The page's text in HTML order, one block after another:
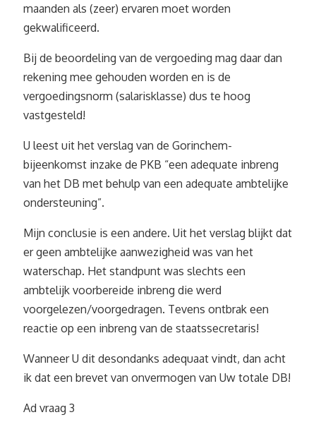
maanden als (zeer) ervaren moet worden
gekwalificeerd.
Bij de beoordeling van de vergoeding mag daar dan
rekening mee gehouden worden en is de
vergoedingsnorm (salarisklasse) dus te hoog
vastgesteld!
U leest uit het verslag van de Gorinchem-
bijeenkomst inzake de PKB “een adequate inbreng
van het DB met behulp van een adequate ambtelijke
ondersteuning”.
Mijn conclusie is een andere. Uit het verslag blijkt dat
er geen ambtelijke aanwezigheid was van het
waterschap. Het standpunt was slechts een
ambtelijk voorbereide inbreng die werd
voorgelezen/voorgedragen. Tevens ontbrak een
reactie op een inbreng van de staatssecretaris!
Wanneer U dit desondanks adequaat vindt, dan acht
ik dat een brevet van onvermogen van Uw totale DB!
Ad vraag 3